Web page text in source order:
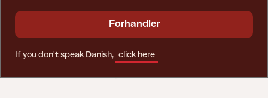
Forhandler
If you don't speak Danish, click here